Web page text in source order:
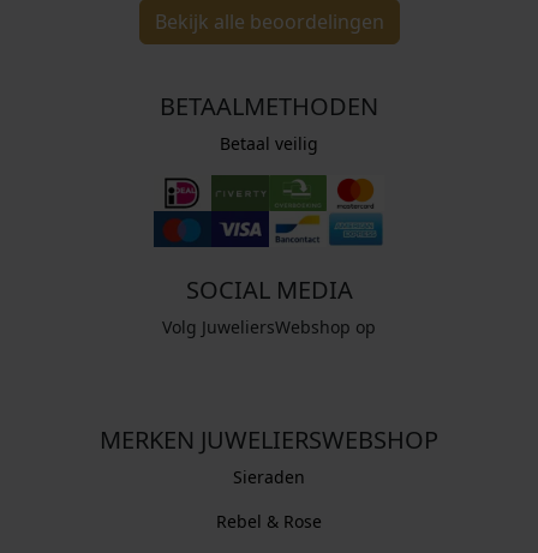
Bekijk alle beoordelingen
BETAALMETHODEN
Betaal veilig
SOCIAL MEDIA
Volg JuweliersWebshop op
MERKEN JUWELIERSWEBSHOP
Sieraden
Rebel & Rose